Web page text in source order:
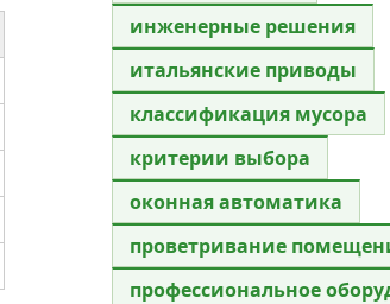
инженерные решения
итальянские приводы
классификация мусора
критерии выбора
оконная автоматика
проветривание
профессиональное